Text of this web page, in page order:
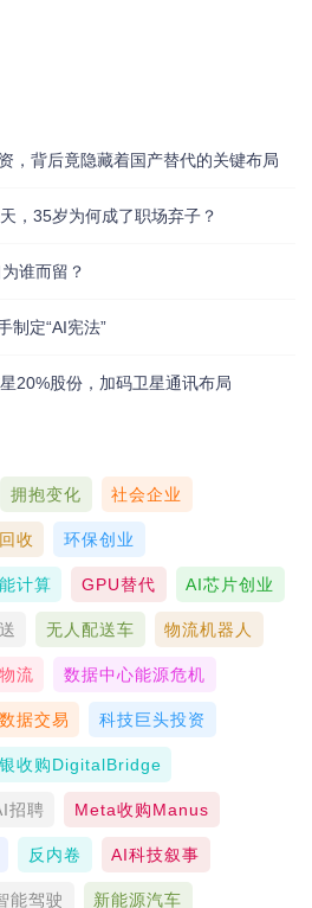
，背后竟隐藏着国产替代的关键布局
，35岁为何成了职场弃子？
谁而留？
制定“AI宪法”
20%股份，加码卫星通讯布局
拥抱变化 社会企业
收 环保创业
计算 GPU替代 AI芯片创业
无人配送车 物流机器人
流 数据中心能源危机
据交易 科技巨头投资
收购DigitalBridge
招聘 Meta收购Manus
反内卷 AI科技叙事
能驾驶 新能源汽车